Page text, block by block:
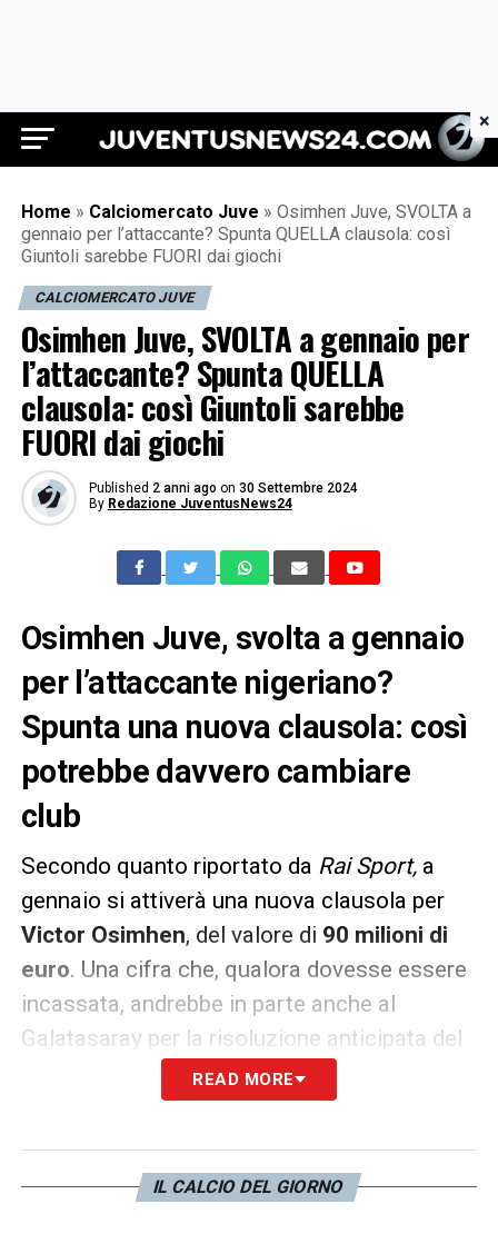
Juventus News 24
Home » Calciomercato Juve » Osimhen Juve, SVOLTA a
gennaio per l’attaccante? Spunta QUELLA clausola: così
Giuntoli sarebbe FUORI dai giochi
CALCIOMERCATO JUVE
Osimhen Juve, SVOLTA a gennaio per
l’attaccante? Spunta QUELLA
clausola: così Giuntoli sarebbe
FUORI dai giochi
Published 2 anni ago on 30 Settembre 2024
By Redazione JuventusNews24
Osimhen Juve, svolta a gennaio
per l’attaccante nigeriano?
Spunta una nuova clausola: così
potrebbe davvero cambiare
club
Secondo quanto riportato da Rai Sport, a
gennaio si attiverà una nuova clausola per
Victor Osimhen, del valore di 90 milioni di
euro. Una cifra che, qualora dovesse essere
incassata, andrebbe in parte anche al
Galatasaray per la risoluzione anticipata del
solamente per l’estero. Situazioni che
READ MORE
IL CALCIO DEL GIORNO
×